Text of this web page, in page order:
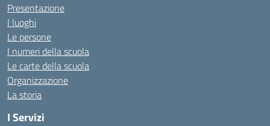
Presentazione
I luoghi
Le persone
I numeri della scuola
Le carte della scuola
Organizzazione
La storia
I Servizi